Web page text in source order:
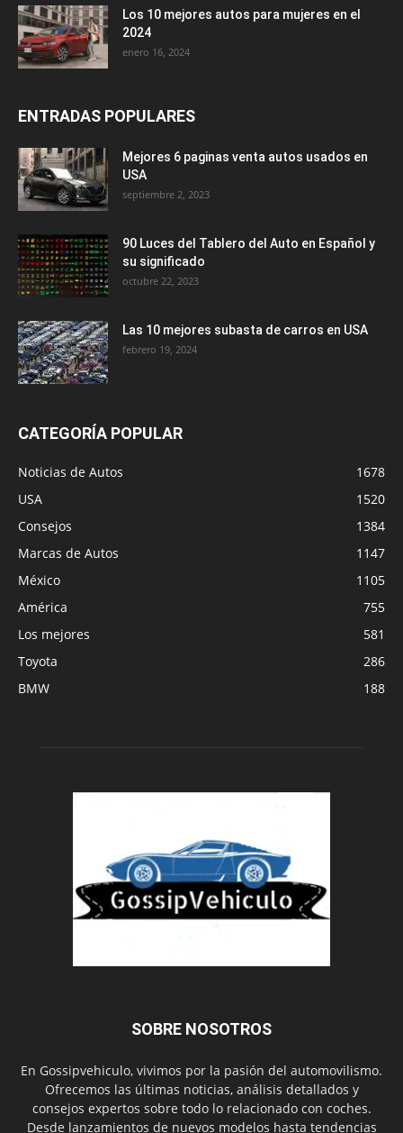
Los 10 mejores autos para mujeres en el
2024
enero 16, 2024
ENTRADAS POPULARES
Mejores 6 paginas venta autos usados en
USA
septiembre 2, 2023
90 Luces del Tablero del Auto en Español y
su significado
octubre 22, 2023
Las 10 mejores subasta de carros en USA
febrero 19, 2024
CATEGORÍA POPULAR
Noticias de Autos
1678
USA
1520
Consejos
1384
Marcas de Autos
1147
México
1105
América
755
Los mejores
581
Toyota
286
BMW
188
SOBRE NOSOTROS
En Gossipvehiculo, vivimos por la pasión del automovilismo.
Ofrecemos las últimas noticias, análisis detallados y
consejos expertos sobre todo lo relacionado con coches.
Desde lanzamientos de nuevos modelos hasta tendencias